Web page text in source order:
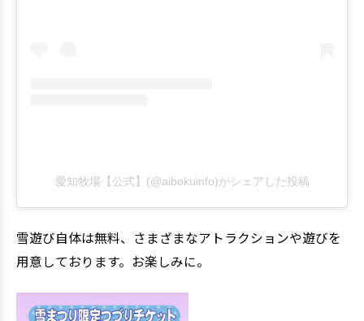
愛知牧場【公式】(@aibokuinfo)がシェアした投稿
雪遊び自体は無料、さまざまなアトラクションや遊びを
用意しております。お楽しみに。